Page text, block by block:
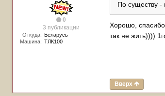
0
3 публикации
Откуда: Беларусь
Машина: ТЛК100
По существу -
Хорошо,
так не жить))))
Вверх